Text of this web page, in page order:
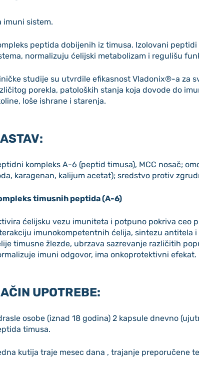
imuni sistem.
peptida dobijenih iz timusa. Izolovani
normalizuju ćelijski metabolizam i regulišu
studije su utvrdile efikasnost Vladonix®-a za
porekla, patoloških stanja koja dovode do
loše ishrane i starenja.
kompleks A-6 (peptid timusa), MCC nosač;
karagenan, kalijum acetat); sredstvo protiv
timusnih peptida (A-6)
ćelijsku vezu imuniteta i potpuno pokriva ceo
imunokompetentnih ćelija, sintezu antitela
timusne žlezde, ubrzava sazrevanje različitih
imuni odgovor, ima onkoprotektivni efekat.
UPOTREBE:
osobe (iznad 18 godina) 2 kapsule dnevno
timusa.
kutija traje mesec dana , trajanje preporučene